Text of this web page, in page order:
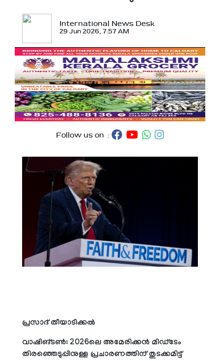
International News Desk
29 Jun 2026, 7:57 AM
Follow us on :
പ്രസാദ് തീയാടിക്കല്‍
വാഷിങ്ടണ്‍: 2026ലെ അമേരിക്കന്‍ മിഡ്ടേം
തിരഞ്ഞെടുപ്പിനുള്ള പ്രചാരണത്തിന് തുടക്കമിട്ട്